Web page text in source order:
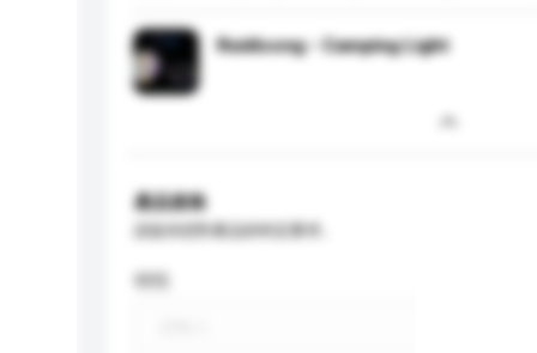
Ruidisong - Camping Light
產品規格